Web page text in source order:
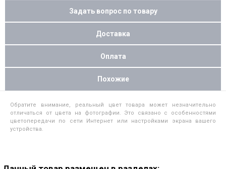
Задать вопрос по товару
Доставка
Оплата
Похожие
Обратите внимание, реальный цвет товара может незначительно
отличаться от цвета на фотографии. Это связано с особенностями
цветопередачи по сети Интернет или настройками экрана вашего
устройства.